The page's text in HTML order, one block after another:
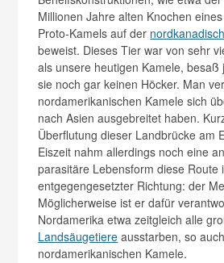
Millionen Jahre alten Knochen
Proto-Kamels auf der
beweist. Dieses Tier war von sehr
als unsere heutigen Kamele, besaß
sie noch gar keinen Höcker. Man
nordamerikanischen Kamele sich
nach Asien ausgebreitet haben.
Überflutung dieser Landbrücke am
Eiszeit nahm allerdings noch eine
parasitäre Lebensform diese Route
entgegengesetzter Richtung: der
Möglicherweise ist er dafür
Nordamerika etwa zeitgleich alle
Landsäugetiere ausstarben, so
nordamerikanischen Kamele.